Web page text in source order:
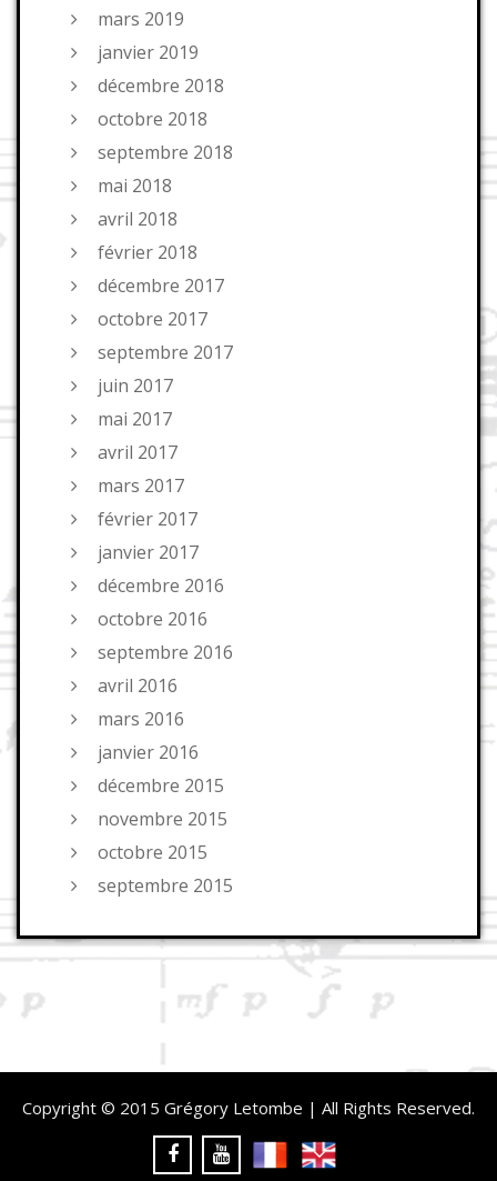
mars 2019
janvier 2019
décembre 2018
octobre 2018
septembre 2018
mai 2018
avril 2018
février 2018
décembre 2017
octobre 2017
septembre 2017
juin 2017
mai 2017
avril 2017
mars 2017
février 2017
janvier 2017
décembre 2016
octobre 2016
septembre 2016
avril 2016
mars 2016
janvier 2016
décembre 2015
novembre 2015
octobre 2015
septembre 2015
Copyright © 2015 Grégory Letombe | All Rights Reserved.